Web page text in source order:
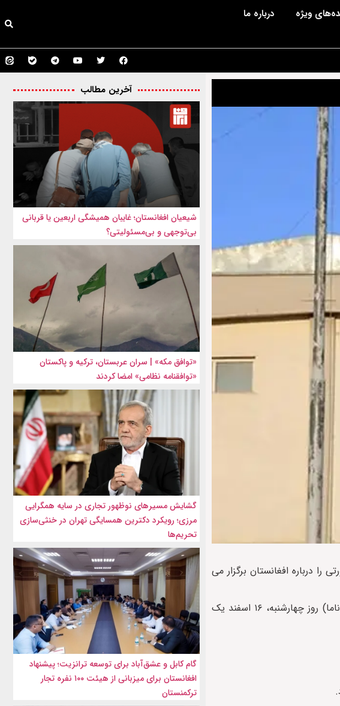
ویژه درباره ما
درباره افغانستان برگزار می
به گزارش ایراف، براساس برنامه کاری شورای امنیت سازمان ملل متحد، هیات معاونت سازمان ملل در افغانستان (یوناما) روز چهارشنبه، ۱۶ اسفند یک
آخرین مطالب
شیعیان افغانستان؛ غایبان همیشگی اربعین یا قربانی
بی‌توجهی و بی‌مسئولیتی؟
«توافق مکه» | سران عربستان، ترکیه و پاکستان
«توافقنامه نظامی» امضا کردند
گشایش مسیرهای نوظهور تجاری در سایه همگرایی
مرزی؛ رویکرد دکترین همسایگی تهران در خنثی‌سازی
تحریم‌ها
گام کابل و عشق‌آباد برای توسعه ترانزیت؛ پیشنهاد
افغانستان برای میزبانی از هیئت ۱۰۰ نفره تجار
ترکمنستان